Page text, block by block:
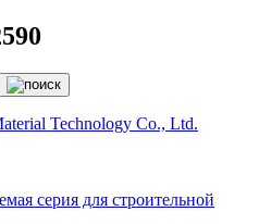
серия для строительной